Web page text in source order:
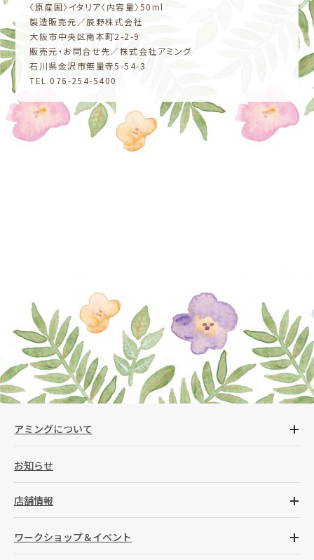
〈原産国〉イタリア〈内容量〉50ml
製造販売元／辰野株式会社
大阪市中央区南本町2-2-9
販売元・お問合せ先／株式会社アミング
石川県金沢市無量寺5-54-3
TEL.076-254-5400
アミングについて
お知らせ
店舗情報
ワークショップ＆イベント